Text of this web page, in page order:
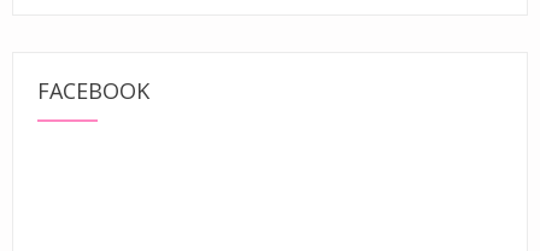
FACEBOOK